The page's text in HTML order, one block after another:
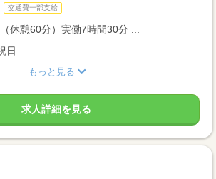
交通費一部支給
休憩60分）実働7時間30分 ...
日
もっと見る
求人詳細を見る